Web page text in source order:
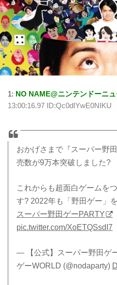
1: NO NAME@ニンテンドーニ
13:00:16.97 ID:Qc0dIYwE0NIKU
おかげさまで『スーパー野
売数が9万本突破しました?
これからも超面白ゲームを
す? 2022年も「野田ゲー」
スーパー野田ゲーPARTY
pic.twitter.com/XoETQSsdI7
— 【公式】スーパー野田ゲ
ゲーWORLD (@nodaparty)